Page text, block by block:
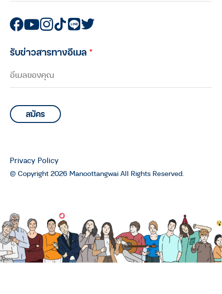
เชฟอาหารมังสวิรัติกลางป่า ผู้
ปรารถนานิพพาน : The O Idol
THE O IDOL
แป้น วัย 77 ปี เจ้าของโฮมสเตย์สุดอิน
THE O IDOL
season 1
THE O IDOL
“พ่อใหญ่อำไพ” รถส้มตำตุ๊กตุ๊กสีแดง
รับข่าวสารทางอีเมล*
© Copyright 2026 Manoottangwai All Rights Reserved.
Privacy Policy